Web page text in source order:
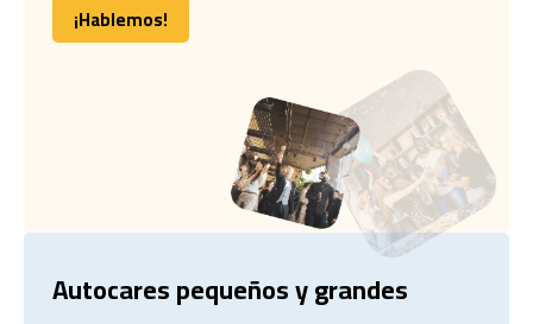
¡Hablemos!
¡Hablemos!
Autocares pequeños y grandes